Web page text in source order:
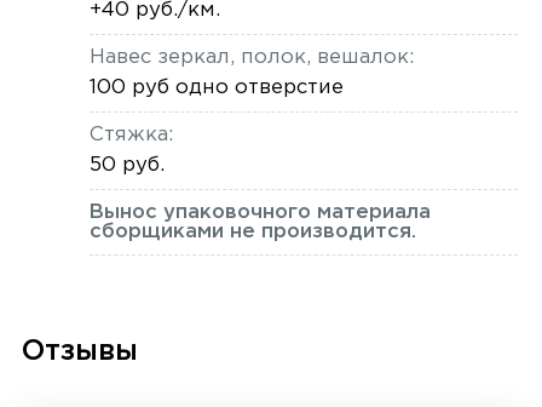
+40 руб./км.
Навес зеркал, полок, вешалок:
100 руб одно отверстие
Стяжка:
50 руб.
Вынос упаковочного материала
сборщиками не производится.
Отзывы